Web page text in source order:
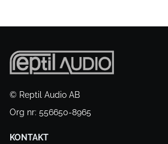
© Reptil Audio AB
Org nr: 556650-8965
KONTAKT